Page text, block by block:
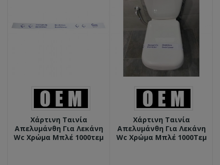
Χάρτινη Ταινία
Απελυμάνθη Για Λεκάνη
Wc Χρώμα Μπλέ 1000τεμ
Χάρτινη Ταινία
Απελυμάνθη Για Λεκάνη
Wc Χρώμα Μπλέ 1000Τεμ